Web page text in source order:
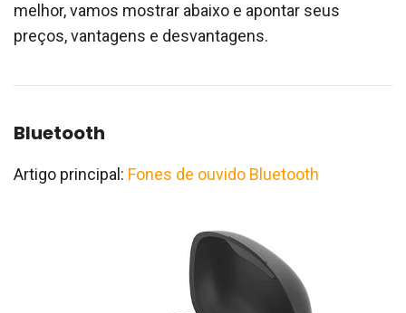
melhor, vamos mostrar abaixo e apontar seus
preços, vantagens e desvantagens.
Bluetooth
Artigo principal: Fones de ouvido Bluetooth